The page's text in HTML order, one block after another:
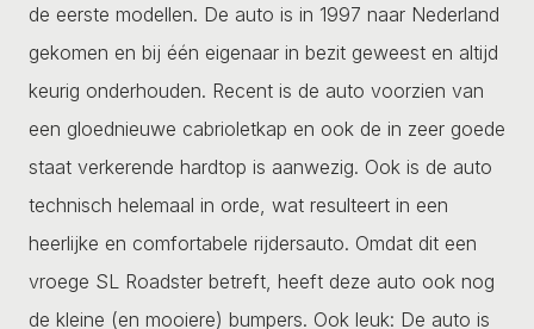
de eerste modellen. De auto is in 1997 naar Nederland
gekomen en bij één eigenaar in bezit geweest en altijd
keurig onderhouden. Recent is de auto voorzien van
een gloednieuwe cabrioletkap en ook de in zeer goede
staat verkerende hardtop is aanwezig. Ook is de auto
technisch helemaal in orde, wat resulteert in een
heerlijke en comfortabele rijdersauto. Omdat dit een
vroege SL Roadster betreft, heeft deze auto ook nog
de kleine (en mooiere) bumpers. Ook leuk: De auto is